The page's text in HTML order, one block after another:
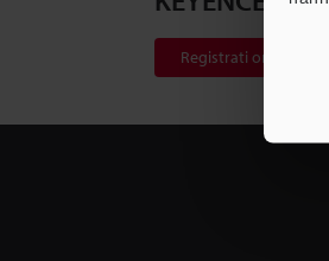
Registrati ora!